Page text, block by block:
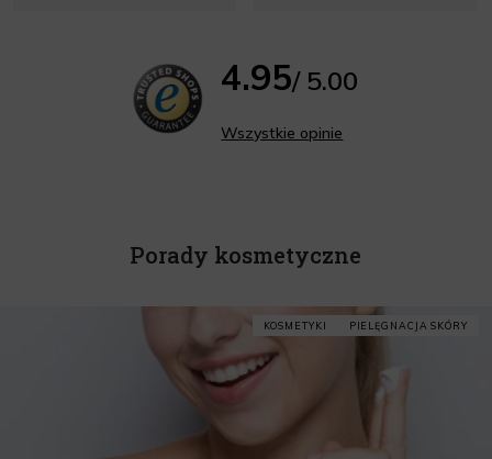
4.95/ 5.00
Wszystkie opinie
Porady kosmetyczne
KOSMETYKI PIELĘGNACJA SKÓRY